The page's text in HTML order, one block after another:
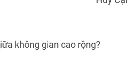
không gian cao rộng?